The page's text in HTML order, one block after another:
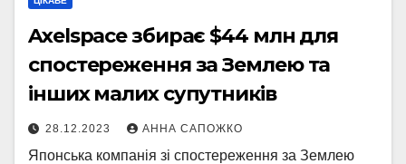
Axelspace збирає $44 млн для
спостереження за Землею та
інших малих супутників
28.12.2023 АННА САПОЖКО
Японська компанія зі спостереження за Землею